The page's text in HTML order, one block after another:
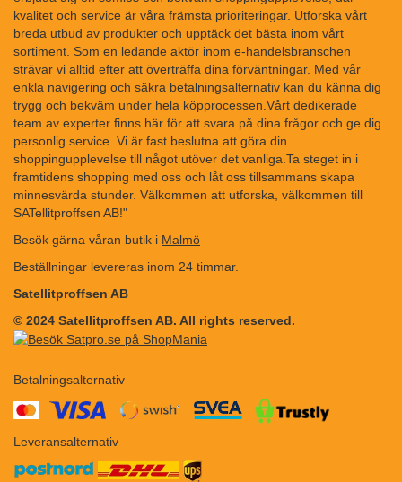
kvalitet och service är våra främsta prioriteringar. Utforska vårt
breda utbud av produkter och upptäck det bästa inom vårt
sortiment. Som en ledande aktör inom e-handelsbranschen
strävar vi alltid efter att överträffa dina förväntningar. Med vår
enkla navigering och säkra betalningsalternativ kan du känna dig
trygg och bekväm under hela köpprocessen.Vårt dedikerade
team av experter finns här för att svara på dina frågor och ge dig
personlig service. Vi är fast beslutna att göra din
shoppingupplevelse till något utöver det vanliga.Ta steget in i
framtidens shopping med oss och låt oss tillsammans skapa
minnesvärda stunder. Välkommen att utforska, välkommen till
SATellitproffsen AB!"
Besök gärna våran butik i Malmö
Beställningar levereras inom 24 timmar.
Satellitproffsen AB
© 2024 Satellitproffsen AB. All rights reserved.
Betalningsalternativ
Leveransalternativ